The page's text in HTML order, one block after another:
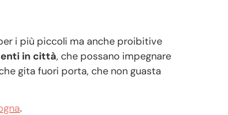
i più piccoli ma anche proibitive
in città, che possano impegnare
gita fuori porta, che non guasta
.